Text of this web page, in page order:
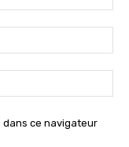
:*
:*
:
dans ce navigateur